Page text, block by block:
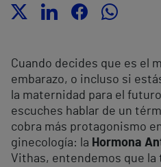
Cuando decides que es el
embarazo, o incluso si
la maternidad para el
escuches hablar de un
cobra más protagonismo
ginecología: la Hormona
Vithas, entendemos que